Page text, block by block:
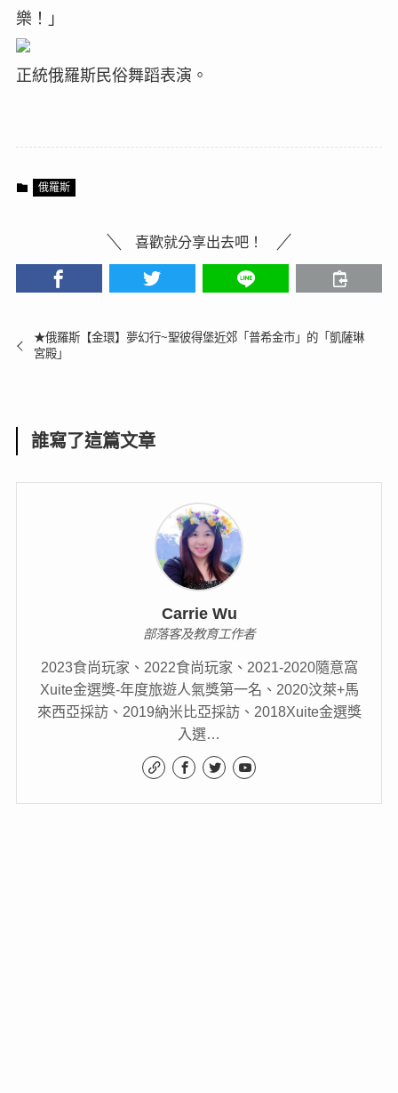
樂！」
正統俄羅斯民俗舞蹈表演。
俄羅斯
喜歡就分享出去吧！
★俄羅斯【金環】夢幻行~聖彼得堡近郊「普希金市」的「凱薩琳
宮殿」
誰寫了這篇文章
Carrie Wu
部落客及教育工作者
2023食尚玩家、2022食尚玩家、2021-2020隨意窩
Xuite金選獎-年度旅遊人氣獎第一名、2020汶萊+馬
來西亞採訪、2019納米比亞採訪、2018Xuite金選獎
入選…